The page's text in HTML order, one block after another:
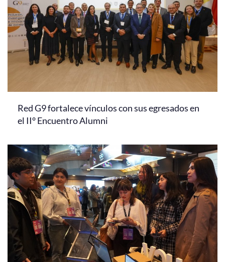
Red G9 fortalece vínculos con sus egresados en
el II° Encuentro Alumni